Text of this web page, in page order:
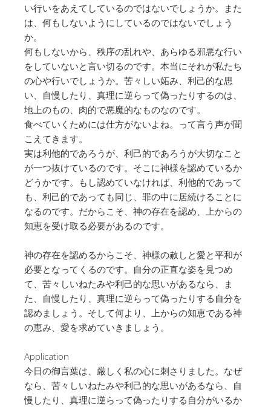
い行いをあえてしているのではないでしょうか。また
は、何もしないようにしているのではないでしょう
か。
何もしないから、秩序の乱れや、あらゆる邪悪な行い
をしていないと言い切るのです。本当にそれが私たち
の心や行いでしょうか。苦々しい妬み、利己的な思
い、自慢したり、真理に逆らって偽ったりするのは、
地上のもの、肉的で悪魔的なものなのです。
食べていくためには仕方がないよね。って言う声が聞
こえてきます。
実は利他的であろうが、利己的であろうが大切なこと
が一つ抜けているのです。そこに神様を認めているか
どうかです。もし認めていなければ、利他的であって
も、利己的であっても同じ、罪の中に居続けることに
なるのです。だからこそ、神の存在を認め、上からの
知恵を受け取る必要があるのです。
神の存在を認めるからこそ、神様の赦しと愛と平和が
必要となってくるのです。自分の正直な姿を見つめ
て、苦々しいねたみや利己的な思いがあるなら、ま
た、自慢したり、真理に逆らって偽ったりする自分を
認めましょう。そして何より、上からの知恵である神
の恵み、愛を求めていきましょう。
Application
今日の御言葉は、厳しく私の心に刺さりました。なぜ
なら、苦々しいねたみや利己的な思いがあるなら、自
慢したり、真理に逆らって偽ったりする自分がいるか